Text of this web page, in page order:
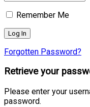
Remember Me
Forgotten Password?
Retrieve your
Please enter your
password.